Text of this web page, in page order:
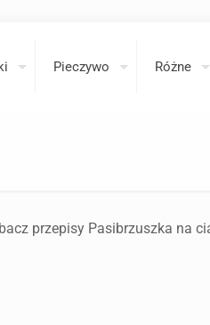
Pieczywo Różne
przepisy Pasibrzuszka na